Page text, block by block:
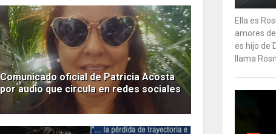
Comunicado oficial de Patricia Acosta
por audio que circula en redes sociales
Ella es
amores
es hijo de
llama